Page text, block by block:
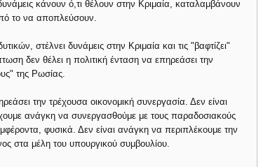
κάνουν ό,τι θέλουν στην Κριμαία, καταλαμβάνουν
το να αποπλεύσουν.
στέλνει δυνάμεις στην Κριμαία και τις "βαφτίζει"
δεν θέλει η πολιτική ένταση να επηρεάσει την
της Ρωσίας.
την τρέχουσα οικονομική συνεργασία. Δεν είναι
ανάγκη να συνεργασθούμε με τους παραδοσιακούς
φυσικά. Δεν είναι ανάγκη να περιπλέκουμε την
στα μέλη του υπουργικού συμβουλίου.